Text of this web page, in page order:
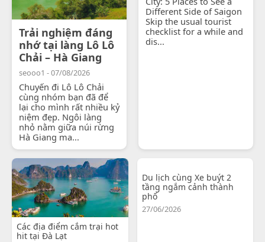
Trải nghiệm đáng
nhớ tại làng Lô Lô
Chải – Hà Giang
seooo1 - 07/08/2026
Chuyến đi Lô Lô Chải
cùng nhóm bạn đã để
lại cho mình rất nhiều kỷ
niệm đẹp. Ngôi làng
nhỏ nằm giữa núi rừng
Hà Giang ma...
Different Side of Saigon
Skip the usual tourist
checklist for a while and
dis...
Các địa điểm cắm trại hot
hit tại Đà Lạt
Du lịch cùng Xe buýt 2
tầng ngắm cảnh thành
phố
27/06/2026